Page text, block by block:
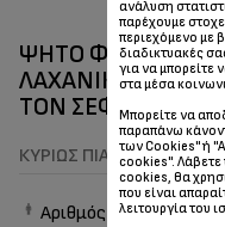
ΨΗΤΌ ΦΙΛΈΤΟ
ΛΑΧΑΝΙΚΆ ΚΑΙ
ΤΟΝ ΣΕΦ ΠΆΝΟ
ΚΥΡΊΩΣ ΠΙΆΤΑ
Αριθμός ατόμων
ανάλυση
παρέχουμε
περιεχόμενο με
διαδικτυακές
για να μπορείτε
στα μέσα
Μπορείτε να
παραπάνω
των Cookies" ή
cookies". Λάβετε
cookies, θα
που είναι
λειτουργία του